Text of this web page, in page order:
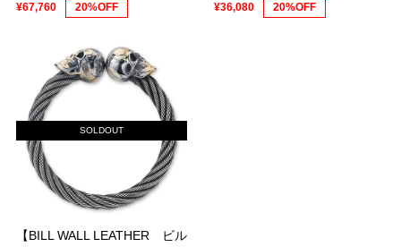
¥67,760
20%OFF
¥36,080
20%OFF
SOLDOUT
【BILL WALL LEATHER ビル